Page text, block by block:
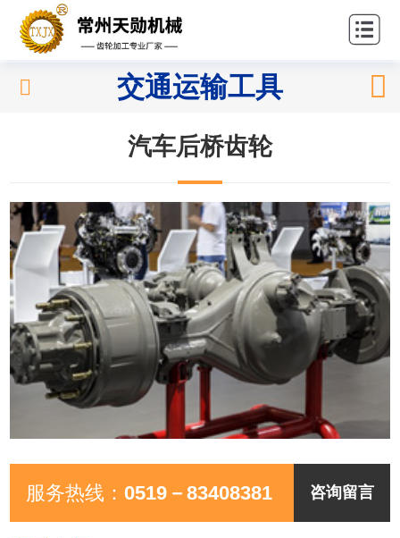
站首
关
于我
产
心
系我
们
交通运输工具
汽车后桥齿轮
服务热线： 0519－83408381 咨询留言